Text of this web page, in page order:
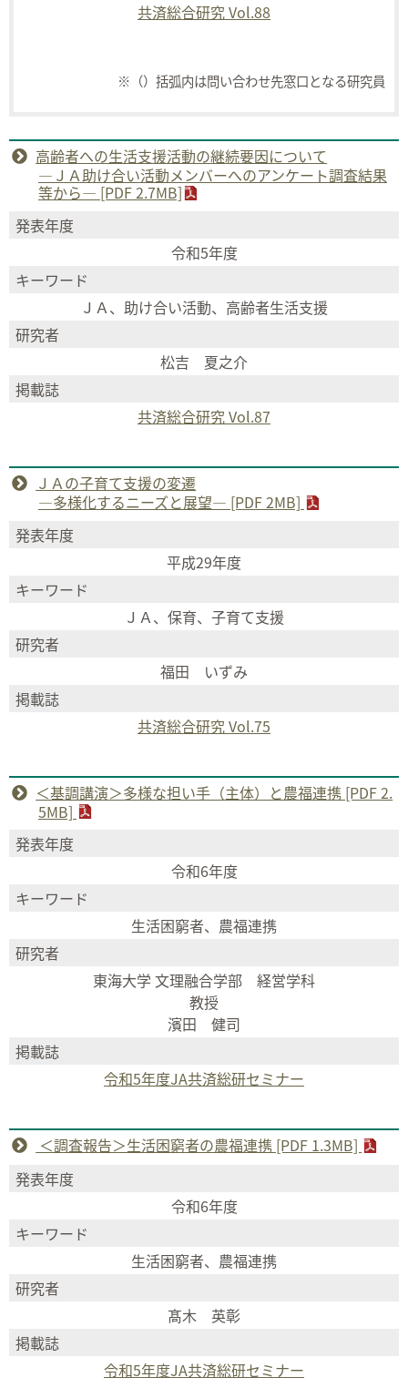
共済総合研究 Vol.88
※（）括弧内は問い合わせ先窓口となる研究員
高齢者への生活支援活動の継続要因について
―ＪＡ助け合い活動メンバーへのアンケート調査結果
等から― [PDF 2.7MB]
発表年度
令和5年度
キーワード
ＪＡ、助け合い活動、高齢者生活支援
研究者
松吉 夏之介
掲載誌
共済総合研究 Vol.87
ＪＡの子育て支援の変遷
―多様化するニーズと展望― [PDF 2MB]
発表年度
平成29年度
キーワード
ＪＡ、保育、子育て支援
研究者
福田 いずみ
掲載誌
共済総合研究 Vol.75
＜基調講演＞多様な担い手（主体）と農福連携 [PDF 2.
5MB]
発表年度
令和6年度
キーワード
生活困窮者、農福連携
研究者
東海大学 文理融合学部 経営学科
教授
濱田 健司
掲載誌
令和5年度JA共済総研セミナー
＜調査報告＞生活困窮者の農福連携 [PDF 1.3MB]
発表年度
令和6年度
キーワード
生活困窮者、農福連携
研究者
髙木 英彰
掲載誌
令和5年度JA共済総研セミナー